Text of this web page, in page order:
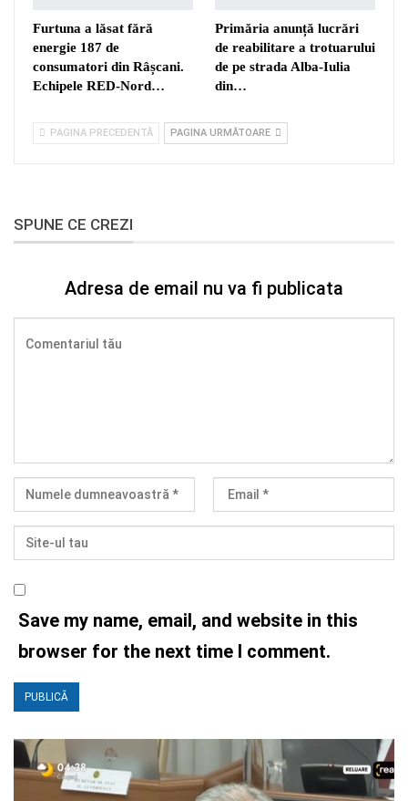
Furtuna a lăsat fără
energie 187 de
consumatori din Râșcani.
Echipele RED-Nord…
Primăria anunță lucrări
de reabilitare a trotuarului
de pe strada Alba-Iulia
din…
PAGINA PRECEDENTĂ PAGINA URMĂTOARE
SPUNE CE CREZI
Adresa de email nu va fi publicata
Save my name, email, and website in this
browser for the next time I comment.